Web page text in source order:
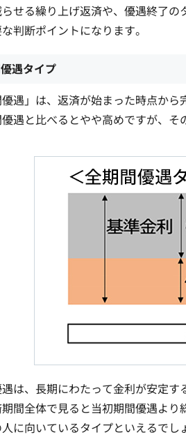
せる繰り上げ返済や、優遇終了
判断ポイントになります。
遇タイプ
優遇」は、返済が始まった時点か
遇と比べるとやや高めですが、
は、長期にわたって金利が安定
間全体で見ると当初期間優遇よ
に向いているタイプといえるでし